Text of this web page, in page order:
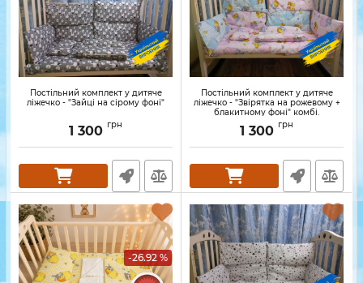
Постільний комплект у дитяче
ліжечко - "Зайці на сірому фоні"
1 300 грн
Постільний комплект у дитяче
ліжечко - "Звірятка на рожевому +
блакитному фоні" комбі.
1 300 грн
-26.92 %